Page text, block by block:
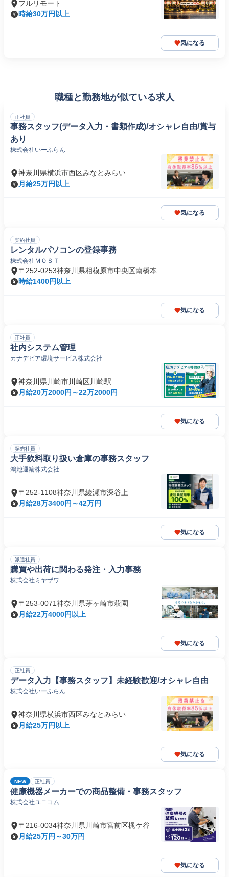
フルリモート
時給30万円以上
気になる
職種と勤務地が似ている求人
正社員
事務スタッフ(データ入力・書類作成)/オシャレ自由/賞与
あり
株式会社いーふらん
神奈川県横浜市西区みなとみらい
月給25万円以上
気になる
契約社員
レンタルパソコンの登録事務
株式会社ＭＯＳＴ
〒252-0253神奈川県相模原市中央区南橋本
時給1400円以上
気になる
正社員
社内システム管理
カナデビア環境サービス株式会社
神奈川県川崎市川崎区川崎駅
月給20万2000円～22万2000円
気になる
契約社員
大手飲料取り扱い倉庫の事務スタッフ
鴻池運輸株式会社
〒252-1108神奈川県綾瀬市深谷上
月給28万3400円～42万円
気になる
派遣社員
購買や出荷に関わる発注・入力事務
株式会社ミヤザワ
〒253-0071神奈川県茅ヶ崎市萩園
月給22万4000円以上
気になる
正社員
データ入力【事務スタッフ】未経験歓迎/オシャレ自由
株式会社いーふらん
神奈川県横浜市西区みなとみらい
月給25万円以上
気になる
NEW 正社員
健康機器メーカーでの商品整備・事務スタッフ
株式会社ユニコム
〒216-0034神奈川県川崎市宮前区梶ケ谷
月給25万円～30万円
気になる